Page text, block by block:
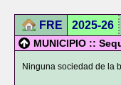
FRE 2025-26
MUNICIPIO ::
Ninguna sociedad de la